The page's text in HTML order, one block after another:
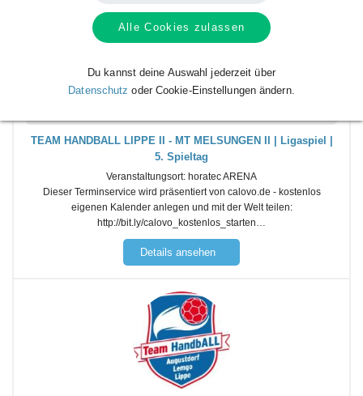
Beginn des Termins
19
Sep
Sa.
TEAM HANDBALL LIPPE II - MT MELSUNGEN II | Ligaspiel |
5. Spieltag
Veranstaltungsort: horatec ARENA
Dieser Terminservice wird präsentiert von calovo.de - kostenlos
eigenen Kalender anlegen und mit der Welt teilen:
http://bit.ly/calovo_kostenlos_starten…
Details ansehen
Alle Cookies zulassen
Du kannst deine Auswahl jederzeit über
Datenschutz oder Cookie-Einstellungen ändern.